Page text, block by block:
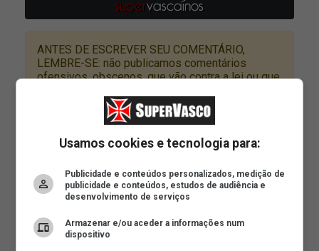
Usamos cookies e tecnologia para:
Publicidade e conteúdos personalizados, medição de
publicidade e conteúdos, estudos de audiência e
desenvolvimento de serviços
Armazenar e/ou aceder a informações num
dispositivo